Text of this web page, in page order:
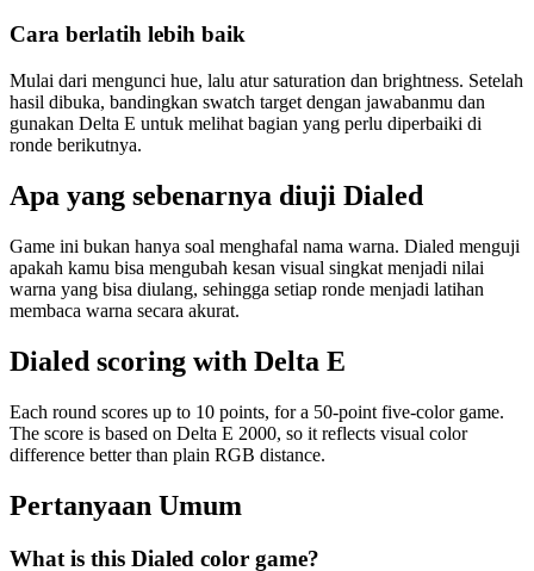
Cara berlatih lebih baik
Mulai dari mengunci hue, lalu atur saturation dan brightness. Setelah
hasil dibuka, bandingkan swatch target dengan jawabanmu dan
gunakan Delta E untuk melihat bagian yang perlu diperbaiki di
ronde berikutnya.
Apa yang sebenarnya diuji Dialed
Game ini bukan hanya soal menghafal nama warna. Dialed menguji
apakah kamu bisa mengubah kesan visual singkat menjadi nilai
warna yang bisa diulang, sehingga setiap ronde menjadi latihan
membaca warna secara akurat.
Dialed scoring with Delta E
Each round scores up to 10 points, for a 50-point five-color game.
The score is based on Delta E 2000, so it reflects visual color
difference better than plain RGB distance.
Pertanyaan Umum
What is this Dialed color game?